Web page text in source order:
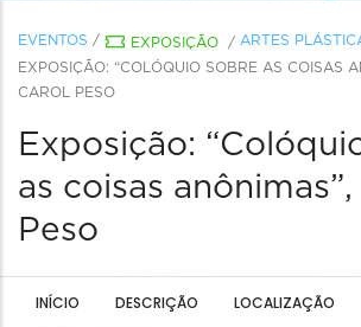
EVENTOS / EXPOSIÇÃO / ARTES
EXPOSIÇÃO: “COLÓQUIO SOBRE AS COISAS
CAROL PESO
Exposição:
as coisas anônimas”,
Peso
INÍCIO DESCRIÇÃO LOCALIZAÇÃO